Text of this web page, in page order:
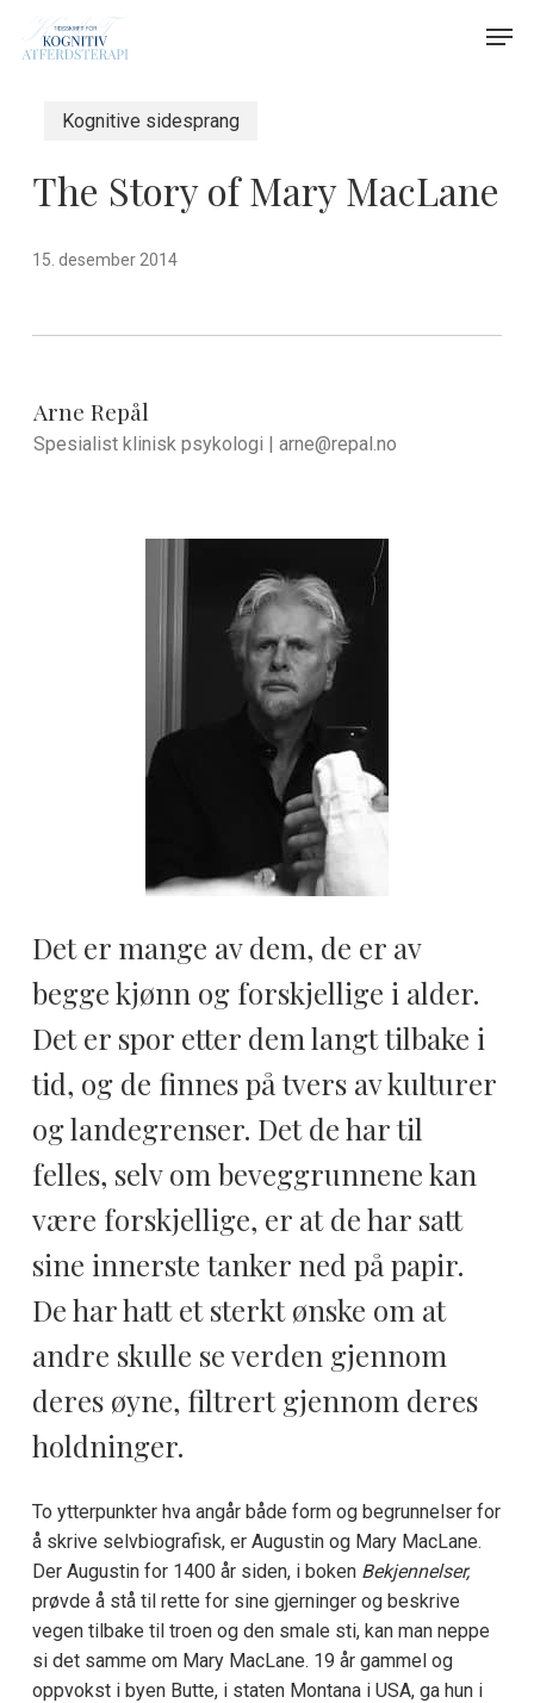
Kognitive sidesprang
The Story of Mary MacLane
15. desember 2014
Arne Repål
Spesialist klinisk psykologi | arne@repal.no
Det er mange av dem, de er av
begge kjønn og forskjellige i alder.
Det er spor etter dem langt tilbake i
tid, og de finnes på tvers av kulturer
og landegrenser. Det de har til
felles, selv om beveggrunnene kan
være forskjellige, er at de har satt
sine innerste tanker ned på papir.
De har hatt et sterkt ønske om at
andre skulle se verden gjennom
deres øyne, filtrert gjennom deres
holdninger.
To ytterpunkter hva angår både form og begrunnelser for
å skrive selvbiografisk, er Augustin og Mary MacLane.
Der Augustin for 1400 år siden, i boken Bekjennelser,
prøvde å stå til rette for sine gjerninger og beskrive
vegen tilbake til troen og den smale sti, kan man neppe
si det samme om Mary MacLane. 19 år gammel og
oppvokst i byen Butte, i staten Montana i USA, ga hun i